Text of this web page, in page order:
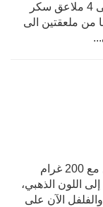
كوب صلصة طماطم جاهزة وكوب ماء وحوالى 4 ملاعق سكر
ملاعق خل ونشا من ملعقتين الى
- لإعداد البشاميل ضعي 200 غرام من السمن مع 200 غرام
اللون الذهبي،
الآن على